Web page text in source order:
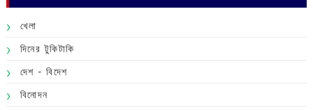
খেলা
দিনের টুকিটাকি
দেশ - বিদেশ
বিনোদন